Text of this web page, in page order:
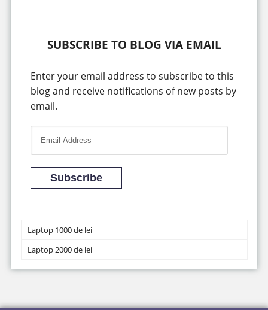
SUBSCRIBE TO BLOG VIA EMAIL
Enter your email address to subscribe to this
blog and receive notifications of new posts by
email.
l
d
r
e
Subscribe
Laptop 1000 de lei
Laptop 2000 de lei